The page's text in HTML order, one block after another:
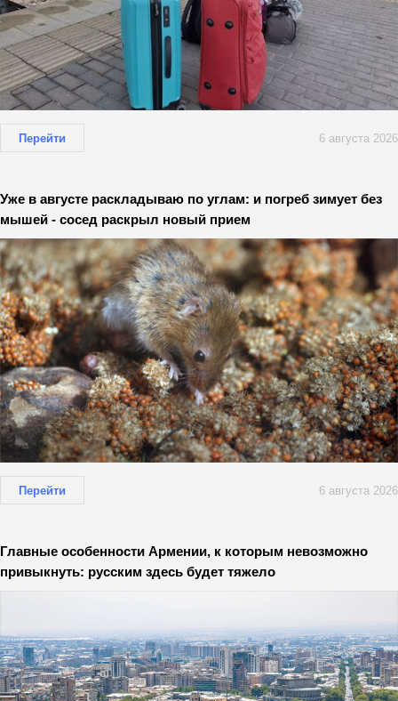
Перейти 6 августа 2026
Уже в августе раскладываю по углам: и погреб зимует без
мышей - сосед раскрыл новый прием
Перейти 6 августа 2026
Главные особенности Армении, к которым невозможно
привыкнуть: русским здесь будет тяжело